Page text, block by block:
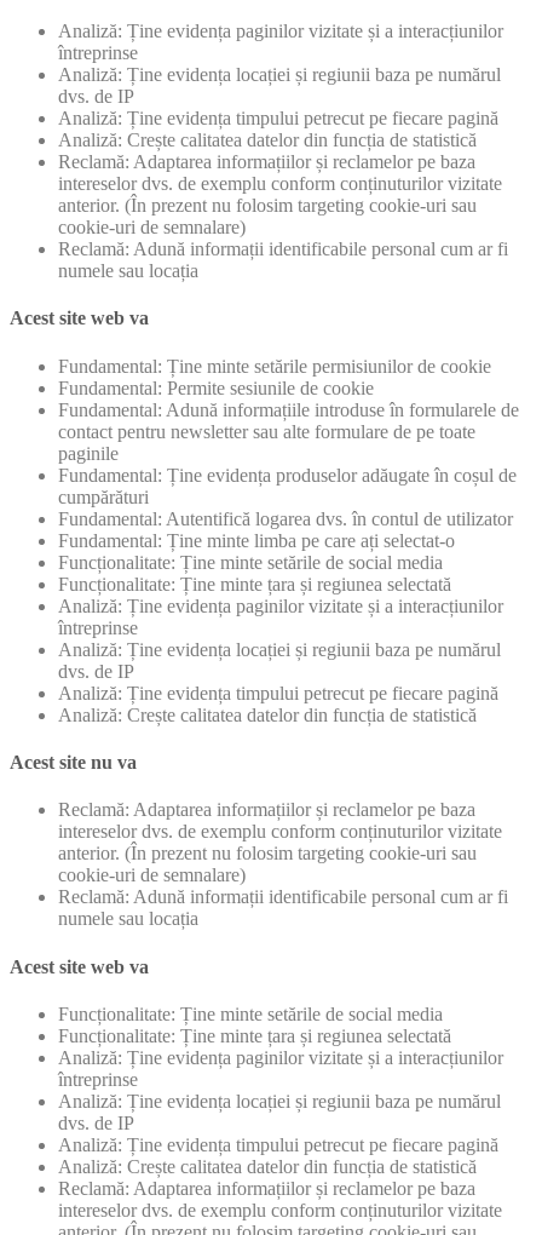
Analiză: Ține evidența paginilor vizitate și a interacțiunilor
întreprinse
Analiză: Ține evidența locației și regiunii baza pe numărul
dvs. de IP
Analiză: Ține evidența timpului petrecut pe fiecare pagină
Analiză: Crește calitatea datelor din funcția de statistică
Reclamă: Adaptarea informațiilor și reclamelor pe baza
intereselor dvs. de exemplu conform conținuturilor vizitate
anterior. (În prezent nu folosim targeting cookie-uri sau
cookie-uri de semnalare)
Reclamă: Adună informații identificabile personal cum ar fi
numele sau locația
Acest site web va
Fundamental: Ține minte setările permisiunilor de cookie
Fundamental: Permite sesiunile de cookie
Fundamental: Adună informațiile introduse în formularele de
contact pentru newsletter sau alte formulare de pe toate
paginile
Fundamental: Ține evidența produselor adăugate în coșul de
cumpărături
Fundamental: Autentifică logarea dvs. în contul de utilizator
Fundamental: Ține minte limba pe care ați selectat-o
Funcționalitate: Ține minte setările de social media
Funcționalitate: Ține minte țara și regiunea selectată
Analiză: Ține evidența paginilor vizitate și a interacțiunilor
întreprinse
Analiză: Ține evidența locației și regiunii baza pe numărul
dvs. de IP
Analiză: Ține evidența timpului petrecut pe fiecare pagină
Analiză: Crește calitatea datelor din funcția de statistică
Acest site nu va
Reclamă: Adaptarea informațiilor și reclamelor pe baza
intereselor dvs. de exemplu conform conținuturilor vizitate
anterior. (În prezent nu folosim targeting cookie-uri sau
cookie-uri de semnalare)
Reclamă: Adună informații identificabile personal cum ar fi
numele sau locația
Acest site web va
Funcționalitate: Ține minte setările de social media
Funcționalitate: Ține minte țara și regiunea selectată
Analiză: Ține evidența paginilor vizitate și a interacțiunilor
întreprinse
Analiză: Ține evidența locației și regiunii baza pe numărul
dvs. de IP
Analiză: Ține evidența timpului petrecut pe fiecare pagină
Analiză: Crește calitatea datelor din funcția de statistică
Reclamă: Adaptarea informațiilor și reclamelor pe baza
intereselor dvs. de exemplu conform conținuturilor vizitate